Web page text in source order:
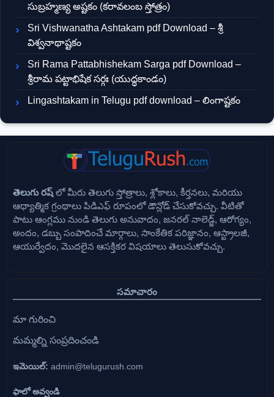
సుబ్రహ్మణ్య అష్టకం (కరావలంబ స్తోత్రం)
Sri Vishwanatha Ashtakam pdf Download – శ్రీ
విశ్వనాథాష్టకం
Sri Rama Pattabhishekam Sarga pdf Download –
శ్రీరామ పట్టాభిషేక సర్గః (యుద్ధకాండం)
Lingashtakam in Telugu pdf download – లింగాష్టకం
తెలుగు రష్ లో మీరు తెలుగు స్తోత్రాలు, శ్లోకాలు, కీర్తనలు, మరియు
ఆధ్యాత్మిక గ్రంథాలు పిడిఎఫ్ రూపంలో డౌన్లోడ్ చేసుకోవచ్చు. వీటితో
పాటు ఆంగ్లము నుండి తెలుగు అనువాదం, జనరల్ నాలెడ్జ్, ఆరోగ్యం,
అందం, డబ్బు సంపాదించే మార్గాలు, సాంకేతిక పరిజ్ఞానం, ఆస్ట్రాలజీ,
ఆయుర్వేదం, మొదలైన ఆసక్తికర విషయాలు తెలుసుకోవచ్చు.
సమాచారం
మా గురించి
మమ్మల్ని సంప్రదించండి
ఇమెయిల్: admin@telugurush.com
ఫాలో అవ్వండి